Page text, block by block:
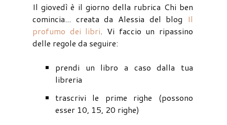
Il giovedì è il giorno della rubrica Chi ben
comincia... creata da Alessia del blog Il
profumo dei libri. Vi faccio un ripassino
delle regole da seguire:
prendi un libro a caso dalla tua
libreria
trascrivi le prime righe (possono
esser 10, 15, 20 righe)